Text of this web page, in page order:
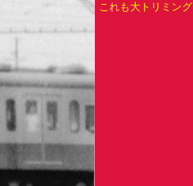
これも大トリミング